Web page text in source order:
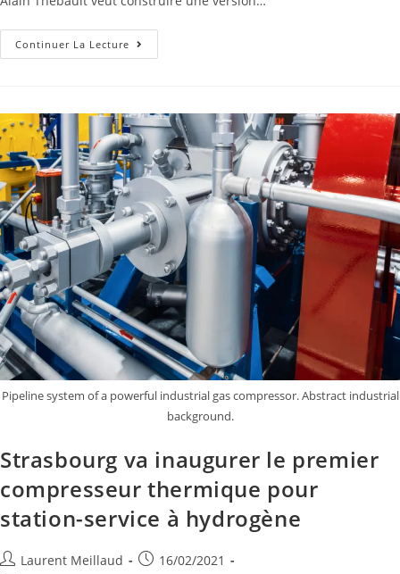
Continuer La Lecture
Pipeline system of a powerful industrial gas compressor. Abstract industrial
background.
Strasbourg va inaugurer le premier
compresseur thermique pour
station-service à hydrogène
Laurent Meillaud
16/02/2021